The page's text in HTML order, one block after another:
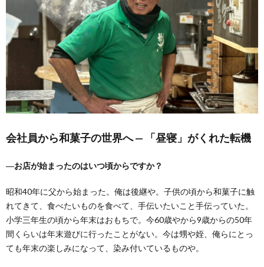
会社員から和菓子の世界へ — 「昼寝」がくれた転機
―お店が始まったのはいつ頃からですか？
昭和40年に父から始まった。俺は後継や。子供の頃から和菓子に触
れてきて、食べたいものを食べて、手伝いたいこと手伝っていた。
小学三年生の頃から年末はおもちで。今60歳やから9歳からの50年
間くらいは年末遊びに行ったことがない。今は甥や姪、俺らにとっ
ても年末の楽しみになって、染み付いているものや。